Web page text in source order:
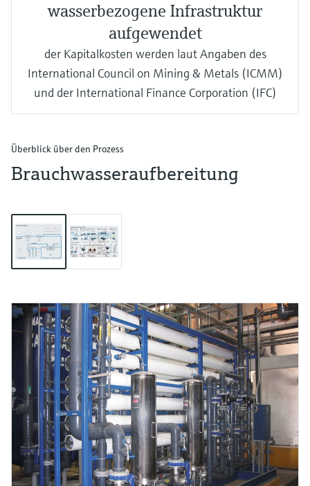
wasserbezogene Infrastruktur
aufgewendet
der Kapitalkosten werden laut Angaben des
International Council on Mining & Metals (ICMM)
und der International Finance Corporation (IFC)
Überblick über den Prozess
Brauchwasseraufbereitung